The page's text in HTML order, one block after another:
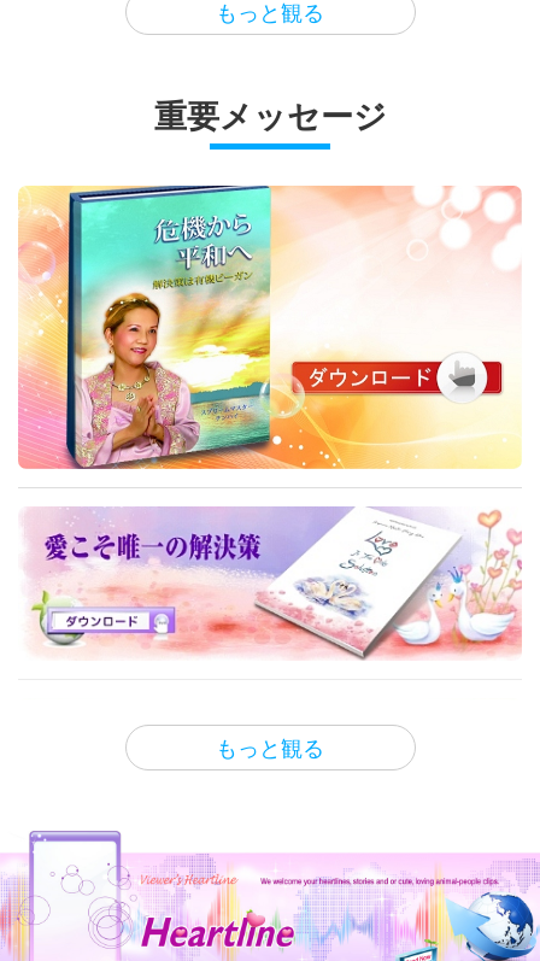
Comfort to Our Lives, Part 1 of 3
芸術と霊性
15:30
Creative Transformations of
Plastic Waste
プラネットアース：愛のわが家
15:47
自然との繋がりで健康を増進する
ヘルシーライフ
もっと観る
18:46
栄養学教授ティマリー・ハーゲンバ
コラード入りブッダボウル
17:08
シンガポールのビーガンホーカー料
理 前編ー 潮州ミーポック(麺)とニ
ョニャ南瓜カヤトースト
ビーガン料理番組
16:07
インドネシアの伝統的なビーガン屋
台料理ナガサリーバナナの葉に包ん
だバナナ米粉ケーキ
1:37
小麦粉もイーストも使わず こねな
い オーツ麦と 種子を使ったパンの
レシピをご紹介します
便利なヒント
ルームウェリントン(きのこパイ)
16:29
定番のアメリカン・イタリアン料理
前編ーデトロイト風ビーガンピザ
会に 関するカサルの予言
地球に関する古代の預言シリーズ
27:16
ロクの北欧神話
地球に関する古代の預言シリーズ
24:12
黄金時代の予言パート153―グノー
シス主義の予言
地球に関する古代の預言シリーズ
38:10
黄金時代の予言パート128― ジャヤ
バヤ王の平和と正義の女王のビジョ
ン
地球に関する古代の預言シリーズ
黄金時代の 予言 パート88― 主カル
地球に関する古代の預言シリーズ
22:20
十字団の 結束の予言
地球に関する古代の預言シリーズ
もっと観る
選択されたニュース
動物の民の工場がいかに 気候変動
を加速させるかを 記事が浮き彫り
にする
選択されたニュース
研究チームによると 動物の民の肉
の消費削減が 平均寿命を延ばし 医
療費を数十億ドル 削減すると発表
しました
選択されたニュース
Walk for Life West Coast in San Francisco, California,
USA
選択されたニュース
重要メッセージ
もっと観る